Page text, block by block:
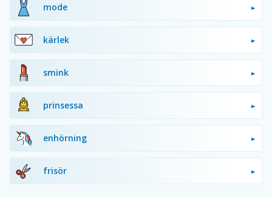
mode
kärlek
smink
prinsessa
enhörning
frisör